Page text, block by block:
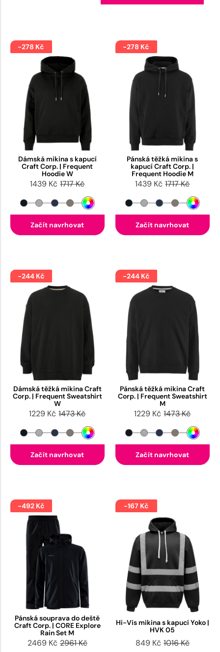
-278 Kč
Dámská mikina s kapucí
Craft Corp. | Frequent
Hoodie W
1439 Kč 1717 Kč
Začít navrhovat
-278 Kč
Pánská těžká mikina s
kapucí Craft Corp. |
Frequent Hoodie M
1439 Kč 1717 Kč
Začít navrhovat
-244 Kč
Dámská těžká mikina Craft
Corp. | Frequent Sweatshirt
W
1229 Kč 1473 Kč
Začít navrhovat
-244 Kč
Pánská těžká mikina Craft
Corp. | Frequent Sweatshirt
M
1229 Kč 1473 Kč
Začít navrhovat
-492 Kč
Pánská souprava do deště
Craft Corp. | CORE Explore
Rain Set M
2469 Kč 2961 Kč
-167 Kč
Hi-Vis mikina s kapucí Yoko |
HVK 05
849 Kč 1016 Kč